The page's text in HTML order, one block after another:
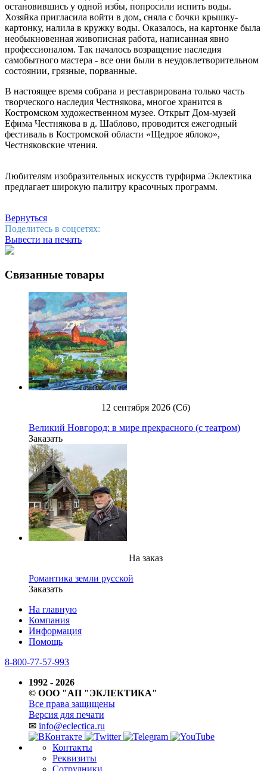
остановившись у одной избы, попросили испить воды.
Хозяйка пригласила войти в дом, сняла с бочки крышку-
картонку, налила в кружку воды. Оказалось, на картонке была
необыкновенная живописная работа, написанная явно
профессионалом. Так началось возращение наследия
самобытного мастера - все они были в неудовлетворительном
состоянии, грязные, порванные.
В настоящее время собрана и реставрирована только часть
творческого наследия Честнякова, многое хранится в
Костромском художественном музее. Открыт Дом-музей
Ефима Честнякова в д. Шаблово, проводится ежегодный
фестиваль в Костромской области «Щедрое яблоко»,
Честняковские чтения.
Любителям изобразительных искусств турфирма Эклектика
предлагает широкую палитру красочных программ.
Вернуться
Поделитесь в соцсетях:
Вывести на печать
Связанные товары
12 сентября 2026 (Сб)
Великий Новгород: в мире прекрасного (с театром)
Заказать
На заказ
Романтика земли русской
Заказать
На главную
Компания
Информация
Помощь
8-800-77-57-993
1992 - 2026
© ООО "АП "ЭКЛЕКТИКА"
Все права защищены
Версия для печати
✉ info@eclectica.ru
Контакты
Реквизиты